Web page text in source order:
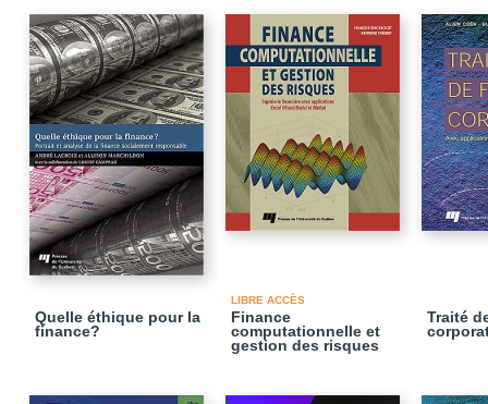
Quelle éthique pour la
finance?
LIBRE ACCÈS
Finance
computationnelle et
gestion des risques
Traité